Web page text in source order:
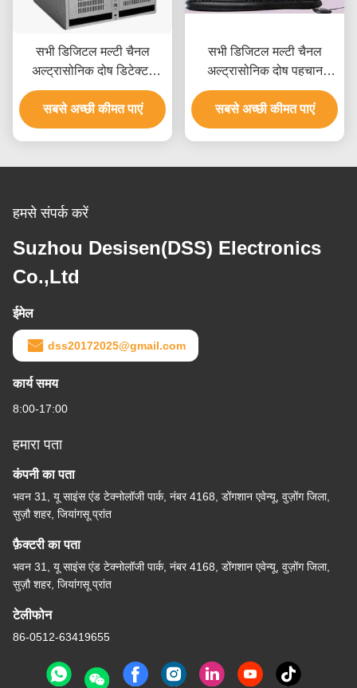
सभी डिजिटल मल्टी चैनल
अल्ट्रासोनिक दोष डिटेक्टर
मशीन कम शोर
सबसे अच्छी कीमत पाएं
सभी डिजिटल मल्टी चैनल
अल्ट्रासोनिक दोष पहचान
उपकरण
सबसे अच्छी कीमत पाएं
हमसे संपर्क करें
Suzhou Desisen(DSS) Electronics
Co.,Ltd
ईमेल
dss20172025@gmail.com
कार्य समय
8:00-17:00
हमारा पता
कंपनी का पता
भवन 31, यू साइंस एंड टेक्नोलॉजी पार्क, नंबर 4168, डोंगशान एवेन्यू, वुज़ोंग जिला,
सुज़ौ शहर, जियांगसू प्रांत
फ़ैक्टरी का पता
भवन 31, यू साइंस एंड टेक्नोलॉजी पार्क, नंबर 4168, डोंगशान एवेन्यू, वुज़ोंग जिला,
सुज़ौ शहर, जियांगसू प्रांत
टेलीफोन
86-0512-63419655